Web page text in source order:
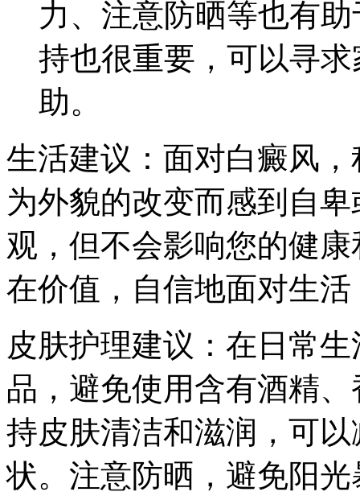
力、注意防晒等也有
持也很重要，可以寻
助。
生活建议：面对白癜风
为外貌的改变而感到自
观，但不会影响您的健
在价值，自信地面对生
皮肤护理建议：在日常
品，避免使用含有酒精
持皮肤清洁和滋润，可
状。注意防晒，避免阳